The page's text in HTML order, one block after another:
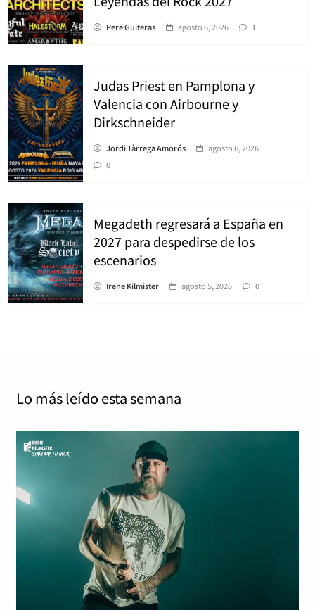
Pere Guiteras agosto 6, 2026 1
Judas Priest en Pamplona y
Valencia con Airbourne y
Dirkschneider
Jordi Tàrrega Amorós
agosto 6, 2026
0
Megadeth regresará a España en
2027 para despedirse de los
escenarios
Irene Kilmister agosto 5, 2026 0
Lo más leído esta semana